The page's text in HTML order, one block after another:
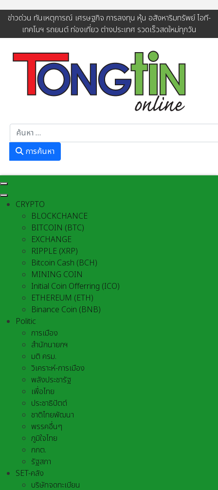
ข่าวด่วน ทันเหตุการณ์ เศรษฐกิจ การลงทุน หุ้น อสังหาริมทรัพย์ ไอที-
เทคโนฯ รถยนต์ ท่องเที่ยว ต่างประเทศ รวดเร็วสดใหม่ทุกวัน
การค้นหา
CRYPTO
BLOCKCHANCE
BITCOIN (BTC)
EXCHANGE
RIPPLE (XRP)
Bitcoin Cash (BCH)
MINING COIN
Initial Coin Offerring (ICO)
ETHEREUM (ETH)
Binance Coin (BNB)
Politic
การเมือง
สำนักนายกฯ
มติ ครม.
วิเคราะห์-การเมือง
พลังประชารัฐ
เพื่อไทย
ประชาธิปัตต์
ชาติไทยพัฒนา
พรรคอื่นๆ
ภูมิใจไทย
กกต.
รัฐสภา
SET-คลัง
บริษัทจดทะเบียน